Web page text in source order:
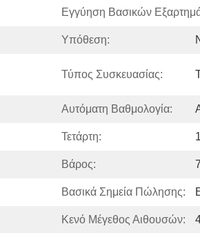
Εγγύηση Βασικών
Υπόθεση:
Τύπος Συσκευασίας:
Αυτόματη Βαθμολογία:
Τετάρτη:
Βάρος:
Βασικά Σημεία Πώλησης:
Κενό Μέγεθος Αιθουσών: